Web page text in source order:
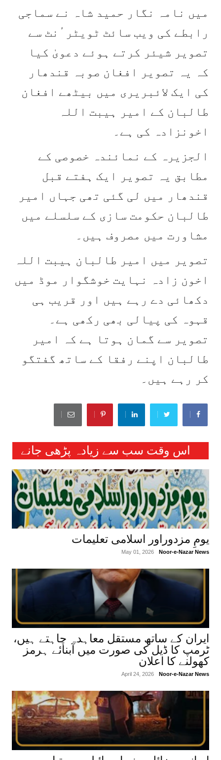
میں نامہ نگار حمید شاہ نے سماجی
رابطے کی ویب سائٹ ٹویٹر ٔنٹ سے
تصویر شیئر کرتے ہوئے دعویٰ کیا
کہ یہ تصویر افغان صوبہ قندھار
کی ایک لائبریری میں بیٹھے افغان
طالبان کے امیر ہیبت اللہ
اخونزادہ کی ہے۔
الجزیرہ کے نمائندہ خصوصی کے
مطابق یہ تصویر ایک ہفتے قبل
قندھار میں لی گئی تھی جہاں امیر
طالبان حکومت سازی کے سلسلے میں
مشاورت میں مصروف ہیں۔
تصویر میں امیر طالبان ہیبت اللہ
اخون زادہ نہایت خوشگوار موڈ میں
دکھائی دے رہے ہیں اور قریب ہی
قہوہ کی پیالی بھی رکھی ہے۔
تصویر سے گمان ہوتا ہے کہ امیر
طالبان اپنے رفقا کے ساتھ گفتگو
کر رہے ہیں۔
اس وقت سب سے زیادہ پڑھی جانے
والی خبریں :
یومِ مزدوراور اسلامی تعلیمات
Noor-e-Nazar News
May 01, 2026
ایران کے ساتھ مستقل معاہدہ چاہتے ہیں،
ٹرمپ کا ڈیل کی صورت میں آبنائے ہرمز
کھولنے کا اعلان
Noor-e-Nazar News
April 24, 2026